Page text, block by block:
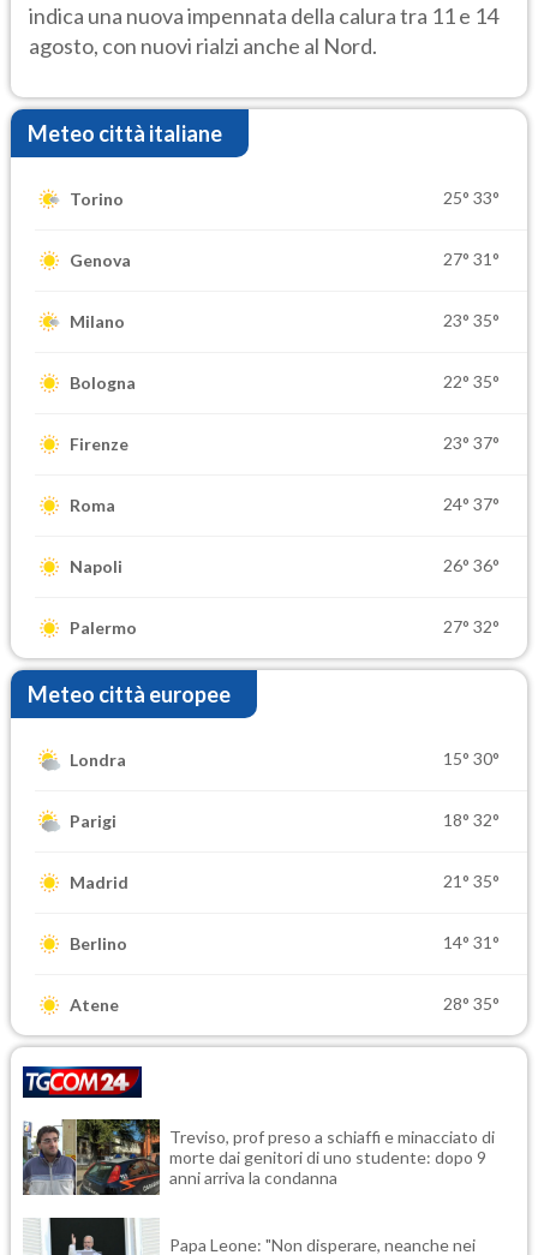
indica una nuova impennata della calura tra 11 e 14
agosto, con nuovi rialzi anche al Nord.
Meteo città italiane
Torino 25° 33°
Genova 27° 31°
Milano 23° 35°
Bologna 22° 35°
Firenze 23° 37°
Roma 24° 37°
Napoli 26° 36°
Palermo 27° 32°
Meteo città europee
Londra 15° 30°
Parigi 18° 32°
Madrid 21° 35°
Berlino 14° 31°
Atene 28° 35°
Treviso, prof preso a schiaffi e minacciato di
morte dai genitori di uno studente: dopo 9
anni arriva la condanna
Papa Leone: "Non disperare, neanche nei